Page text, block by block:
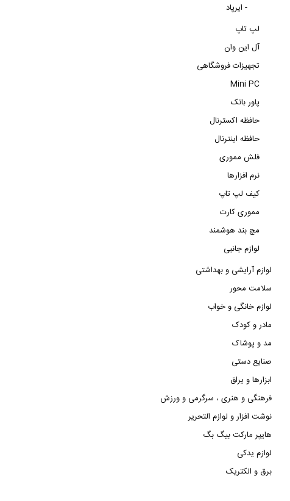
ایرپاد -
لپ تاپ
آل این وان
تجهیزات فروشگاهی
Mini PC
پاور بانک
حافظه اکسترنال
حافظه اینترنال
فلش مموری
نرم افزارها
کیف لپ تاپ
مموری کارت
مچ بند هوشمند
لوازم جانبی
لوازم آرایشی و بهداشتی
سلامت محور
لوازم خانگی و خواب
مادر و کودک
مد و پوشاک
صنایع دستی
ابزارها و یراق
فرهنگی و هنری ، سرگرمی و ورزش
نوشت افزار و لوازم التحریر
هایپر مارکت بیگ بگ
لوازم یدکی
برق و الکتریک